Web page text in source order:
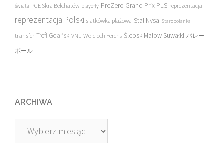
świata PGE Skra Bełchatów playoffy PreZero Grand Prix PLS reprezentacja
reprezentacja Polski siatkówka plażowa Stal Nysa Staropolanka
transfer Trefl Gdańsk VNL Wojciech Ferens Ślepsk Malow Suwałki バレー
ボール
ARCHIWA
Archiwa